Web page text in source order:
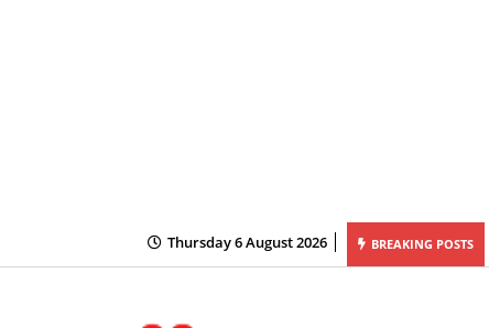
Thursday 6 August 2026 BREAKING POSTS